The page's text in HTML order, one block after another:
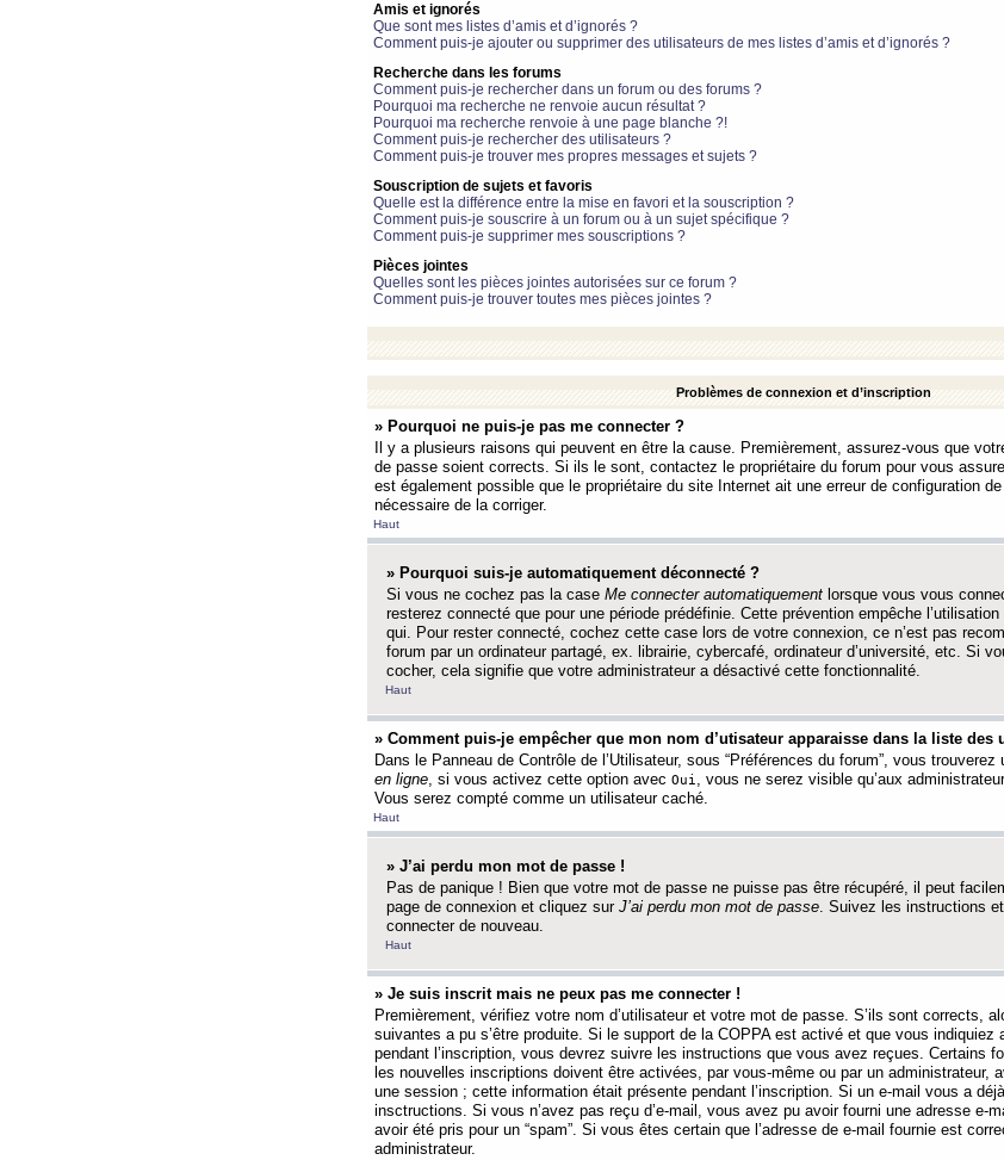
Amis et ignorés
Que sont mes listes d’amis et d’ignorés ?
Comment puis-je ajouter ou supprimer des utilisateurs de mes listes d’amis et d’ignorés ?
Recherche dans les forums
Comment puis-je rechercher dans un forum ou des forums ?
Pourquoi ma recherche ne renvoie aucun résultat ?
Pourquoi ma recherche renvoie à une page blanche ?!
Comment puis-je rechercher des utilisateurs ?
Comment puis-je trouver mes propres messages et sujets ?
Souscription de sujets et favoris
Quelle est la différence entre la mise en favori et la souscription ?
Comment puis-je souscrire à un forum ou à un sujet spécifique ?
Comment puis-je supprimer mes souscriptions ?
Pièces jointes
Quelles sont les pièces jointes autorisées sur ce forum ?
Comment puis-je trouver toutes mes pièces jointes ?
Problèmes de connexion et d’inscription
» Pourquoi ne puis-je pas me connecter ?
Il y a plusieurs raisons qui peuvent en être la cause. Premièrement, assurez-vous que
de passe soient corrects. Si ils le sont, contactez le propriétaire du forum pour vous
est également possible que le propriétaire du site Internet ait une erreur de configuration
nécessaire de la corriger.
Haut
» Pourquoi suis-je automatiquement déconnecté ?
Si vous ne cochez pas la case Me connecter automatiquement lorsque vous vous
resterez connecté que pour une période prédéfinie. Cette prévention empêche
qui. Pour rester connecté, cochez cette case lors de votre connexion, ce n’est pas
forum par un ordinateur partagé, ex. librairie, cybercafé, ordinateur d’université, etc. Si
cocher, cela signifie que votre administrateur a désactivé cette fonctionnalité.
Haut
» Comment puis-je empêcher que mon nom d’utisateur apparaisse dans la liste
Dans le Panneau de Contrôle de l’Utilisateur, sous “Préférences du forum”, vous trouverez
en ligne, si vous activez cette option avec Oui , vous ne serez visible qu’aux
Vous serez compté comme un utilisateur caché.
Haut
» J’ai perdu mon mot de passe !
Pas de panique ! Bien que votre mot de passe ne puisse pas être récupéré, il peut
page de connexion et cliquez sur J’ai perdu mon mot de passe. Suivez les instructions
connecter de nouveau.
Haut
» Je suis inscrit mais ne peux pas me connecter !
Premièrement, vérifiez votre nom d’utilisateur et votre mot de passe. S’ils sont corrects,
suivantes a pu s’être produite. Si le support de la COPPA est activé et que vous indiquiez
pendant l’inscription, vous devrez suivre les instructions que vous avez reçues. Certains
les nouvelles inscriptions doivent être activées, par vous-même ou par un administrateur,
une session ; cette information était présente pendant l’inscription. Si un e-mail vous a
insctructions. Si vous n’avez pas reçu d’e-mail, vous avez pu avoir fourni une adresse e-
avoir été pris pour un “spam”. Si vous êtes certain que l’adresse de e-mail fournie est
administrateur.